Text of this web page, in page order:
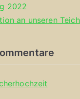
2022
an unseren